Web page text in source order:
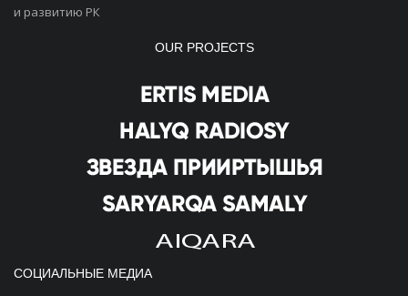
и развитию РК
OUR PROJECTS
СОЦИАЛЬНЫЕ МЕДИА